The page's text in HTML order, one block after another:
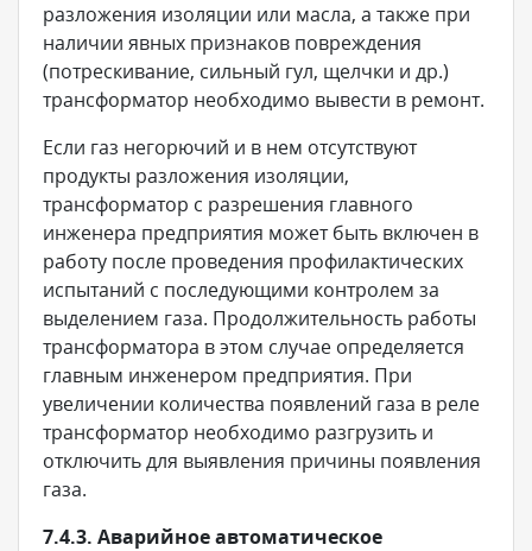
разложения изоляции или масла, а также при
наличии явных признаков повреждения
(потрескивание, сильный гул, щелчки и др.)
трансформатор необходимо вывести в ремонт.
Если газ негорючий и в нем отсутствуют
продукты разложения изоляции,
трансформатор с разрешения главного
инженера предприятия может быть включен в
работу после проведения профилактических
испытаний с последующими контролем за
выделением газа. Продолжительность работы
трансформатора в этом случае определяется
главным инженером предприятия. При
увеличении количества появлений газа в реле
трансформатор необходимо разгрузить и
отключить для выявления причины появления
газа.
7.4.3. Аварийное автоматическое